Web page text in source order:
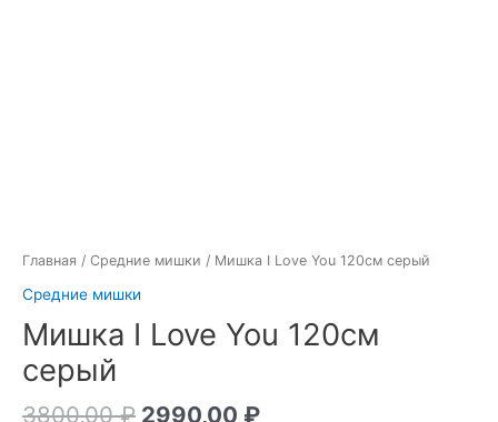
Главная / Средние мишки / Мишка I Love You 120см серый
Средние мишки
Мишка I Love You 120см
серый
3800,00₽ 2990,00 ₽